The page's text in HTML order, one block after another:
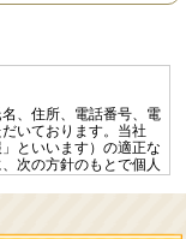
、住所、電話番号、電
いております。当社
といいます）の適正な
次の方針のもとで個人
」その他の関係法令を
情報の取扱いに関する